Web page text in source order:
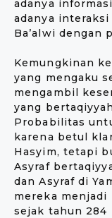
adanya
adanya
Ba’alwi dengan
Kemungkinan
yang mengaku
mengambil
yang
Probabilitas
karena betul
Hasyim, tetapi
Asyraf
dan Asyraf di
mereka menjadi
sejak tahun 284